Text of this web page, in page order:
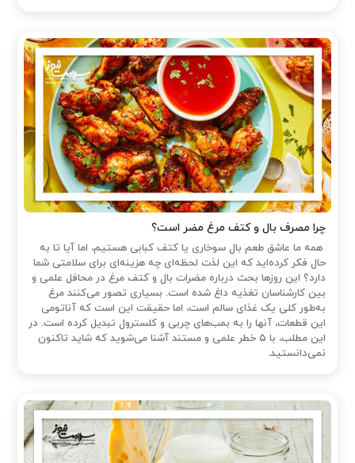
چرا مصرف بال و کتف مرغ مضر است؟
همه ما عاشق طعم بال سوخاری یا کتف کبابی هستیم، اما آیا تا به
حال فکر کرده‌اید که این لذت لحظه‌ای چه هزینه‌ای برای سلامتی شما
دارد؟ این روزها بحث درباره مضرات بال و کتف مرغ در محافل علمی و
بین کارشناسان تغذیه داغ شده است. بسیاری تصور می‌کنند مرغ
به‌طور کلی یک غذای سالم است، اما حقیقت این است که آناتومی
این قطعات، آنها را به بمب‌های چربی و کلسترول تبدیل کرده است. در
این مطلب، با ۵ خطر علمی و مستند آشنا می‌شوید که شاید تاکنون
نمی‌دانستید.